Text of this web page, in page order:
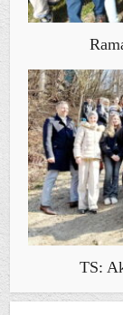
TS: